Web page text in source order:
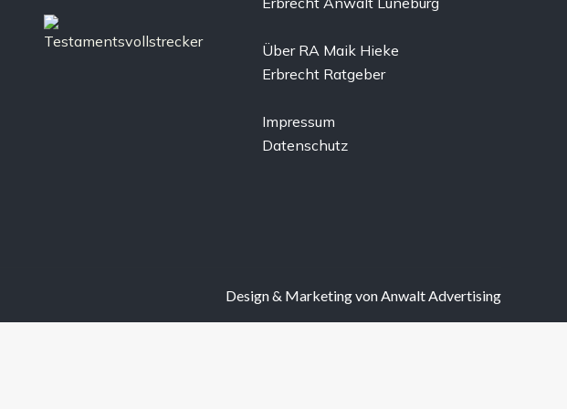
Über RA Maik Hieke
Erbrecht Ratgeber
Impressum
Datenschutz
Design & Marketing von Anwalt Advertising